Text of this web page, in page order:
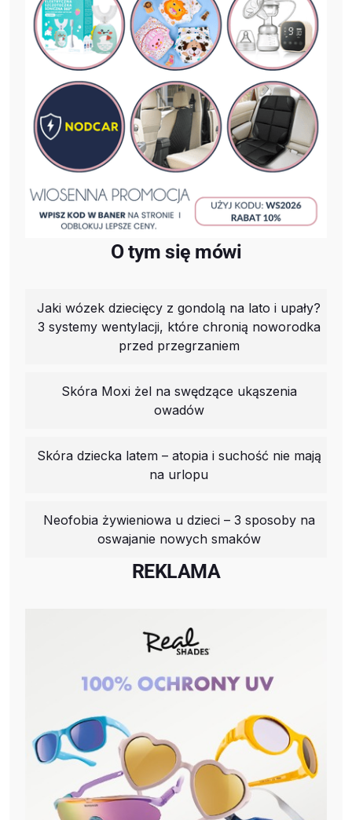
O tym się mówi
Jaki wózek dziecięcy z gondolą na lato i upały?
3 systemy wentylacji, które chronią noworodka
przed przegrzaniem
Skóra Moxi żel na swędzące ukąszenia
owadów
Skóra dziecka latem – atopia i suchość nie mają
na urlopu
Neofobia żywieniowa u dzieci – 3 sposoby na
oswajanie nowych smaków
REKLAMA